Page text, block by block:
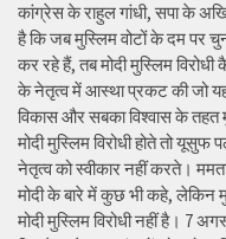
कांग्रेस के राहुल गांधी, सपा के
है कि जब मुस्लिम वोटों के दम पर
कर रहे हैं, तब मोदी मुस्लिम
के नेतृत्व में आस्था प्रकट की जो यह
विकास और सबका विश्वास के तहत
मोदी मुस्लिम विरोधी होते तो यूसुफ
नेतृत्व को स्वीकार नहीं करते।
मोदी के बारे में कुछ भी कहे, लेकिन
मोदी मुस्लिम विरोधी नहीं है। 7